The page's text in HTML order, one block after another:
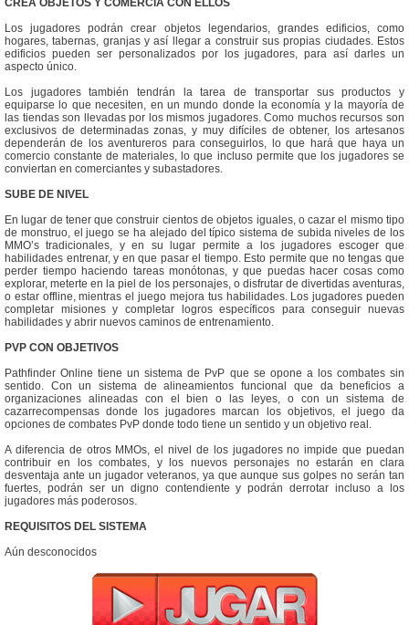
CREA OBJETOS Y COMERCIA CON ELLOS
Los jugadores podrán crear objetos legendarios, grandes edificios, como
hogares, tabernas, granjas y así llegar a construir sus propias ciudades. Estos
edificios pueden ser personalizados por los jugadores, para así darles un
aspecto único.
Los jugadores también tendrán la tarea de transportar sus productos y
equiparse lo que necesiten, en un mundo donde la economía y la mayoría de
las tiendas son llevadas por los mismos jugadores. Como muchos recursos son
exclusivos de determinadas zonas, y muy difíciles de obtener, los artesanos
dependerán de los aventureros para conseguirlos, lo que hará que haya un
comercio constante de materiales, lo que incluso permite que los jugadores se
conviertan en comerciantes y subastadores.
SUBE DE NIVEL
En lugar de tener que construir cientos de objetos iguales, o cazar el mismo tipo
de monstruo, el juego se ha alejado del típico sistema de subida niveles de los
MMO’s tradicionales, y en su lugar permite a los jugadores escoger que
habilidades entrenar, y en que pasar el tiempo. Esto permite que no tengas que
perder tiempo haciendo tareas monótonas, y que puedas hacer cosas como
explorar, meterte en la piel de los personajes, o disfrutar de divertidas aventuras,
o estar offline, mientras el juego mejora tus habilidades. Los jugadores pueden
completar misiones y completar logros específicos para conseguir nuevas
habilidades y abrir nuevos caminos de entrenamiento.
PVP CON OBJETIVOS
Pathfinder Online tiene un sistema de PvP que se opone a los combates sin
sentido. Con un sistema de alineamientos funcional que da beneficios a
organizaciones alineadas con el bien o las leyes, o con un sistema de
cazarrecompensas donde los jugadores marcan los objetivos, el juego da
opciones de combates PvP donde todo tiene un sentido y un objetivo real.
A diferencia de otros MMOs, el nivel de los jugadores no impide que puedan
contribuir en los combates, y los nuevos personajes no estarán en clara
desventaja ante un jugador veteranos, ya que aunque sus golpes no serán tan
fuertes, podrán ser un digno contendiente y podrán derrotar incluso a los
jugadores más poderosos.
REQUISITOS DEL SISTEMA
Aún desconocidos